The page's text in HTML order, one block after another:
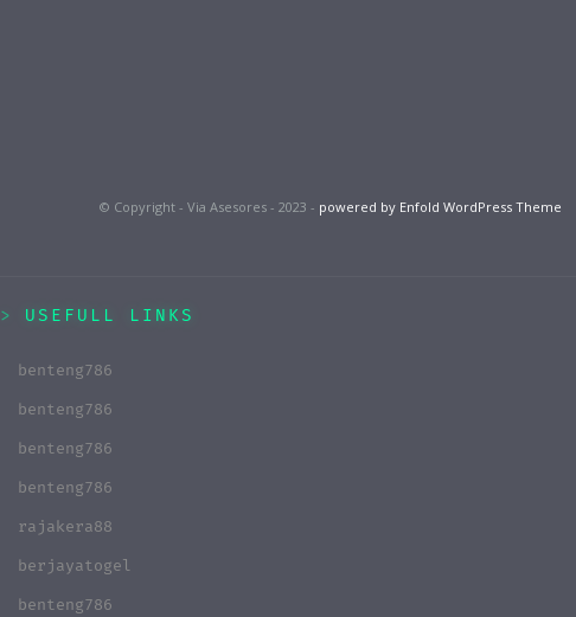
© Copyright - Via Asesores - 2023 - powered by Enfold WordPress Theme
USEFULL LINKS
benteng786
benteng786
benteng786
benteng786
rajakera88
berjayatogel
benteng786